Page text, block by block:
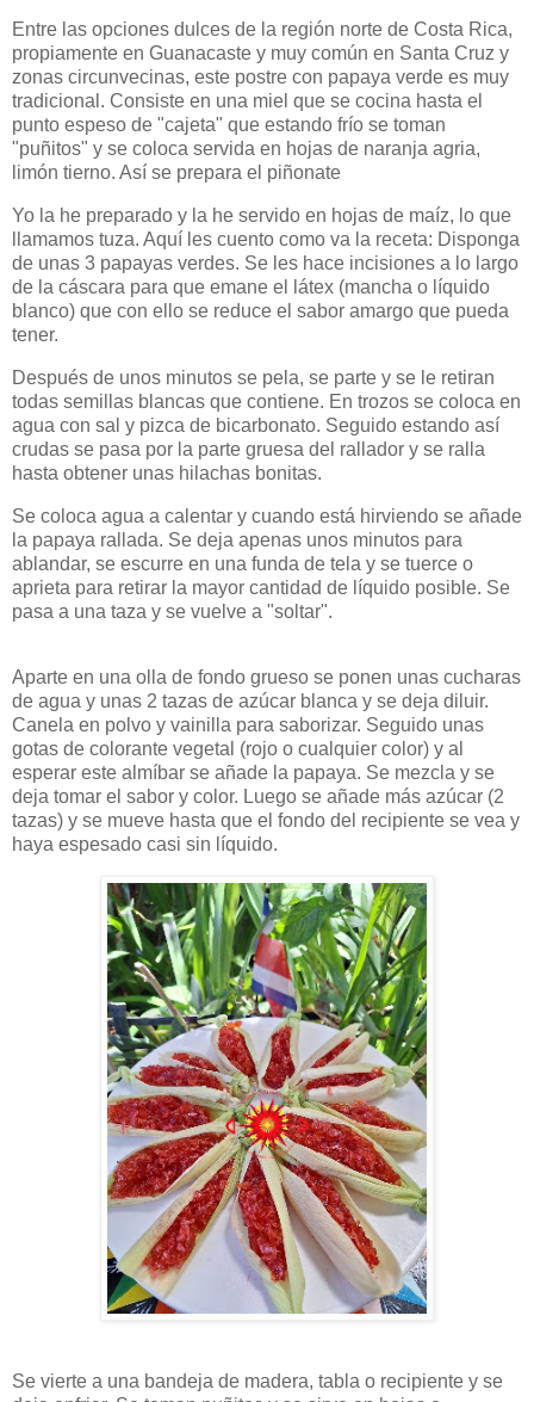
Entre las opciones dulces de la región norte de Costa Rica,
propiamente en Guanacaste y muy común en Santa Cruz y
zonas circunvecinas, este postre con papaya verde es muy
tradicional. Consiste en una miel que se cocina hasta el
punto espeso de "cajeta" que estando frío se toman
"puñitos" y se coloca servida en hojas de naranja agria,
limón tierno. Así se prepara el piñonate
Yo la he preparado y la he servido en hojas de maíz, lo que
llamamos tuza. Aquí les cuento como va la receta: Disponga
de unas 3 papayas verdes. Se les hace incisiones a lo largo
de la cáscara para que emane el látex (mancha o líquido
blanco) que con ello se reduce el sabor amargo que pueda
tener.
Después de unos minutos se pela, se parte y se le retiran
todas semillas blancas que contiene. En trozos se coloca en
agua con sal y pizca de bicarbonato. Seguido estando así
crudas se pasa por la parte gruesa del rallador y se ralla
hasta obtener unas hilachas bonitas.
Se coloca agua a calentar y cuando está hirviendo se añade
la papaya rallada. Se deja apenas unos minutos para
ablandar, se escurre en una funda de tela y se tuerce o
aprieta para retirar la mayor cantidad de líquido posible. Se
pasa a una taza y se vuelve a "soltar".
Aparte en una olla de fondo grueso se ponen unas cucharas
de agua y unas 2 tazas de azúcar blanca y se deja diluir.
Canela en polvo y vainilla para saborizar. Seguido unas
gotas de colorante vegetal (rojo o cualquier color) y al
esperar este almíbar se añade la papaya. Se mezcla y se
deja tomar el sabor y color. Luego se añade más azúcar (2
tazas) y se mueve hasta que el fondo del recipiente se vea y
haya espesado casi sin líquido.
Se vierte a una bandeja de madera, tabla o recipiente y se